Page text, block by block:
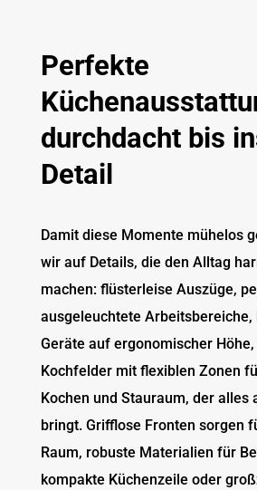
Perfekte
durchdacht bis
Detail
Damit diese Momente mühelos
wir auf Details, die den Alltag
machen: flüsterleise Auszüge,
ausgeleuchtete Arbeitsbereiche,
Geräte auf ergonomischer
Kochfelder mit flexiblen Zonen
Kochen und Stauraum, der alles
bringt. Grifflose Fronten sorgen
Raum, robuste Materialien für
kompakte Küchenzeile oder